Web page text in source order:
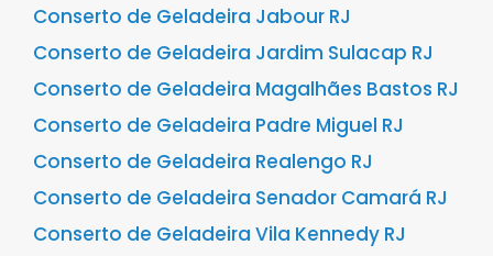
Conserto de Geladeira Jabour RJ
Conserto de Geladeira Jardim Sulacap RJ
Conserto de Geladeira Magalhães Bastos RJ
Conserto de Geladeira Padre Miguel RJ
Conserto de Geladeira Realengo RJ
Conserto de Geladeira Senador Camará RJ
Conserto de Geladeira Vila Kennedy RJ